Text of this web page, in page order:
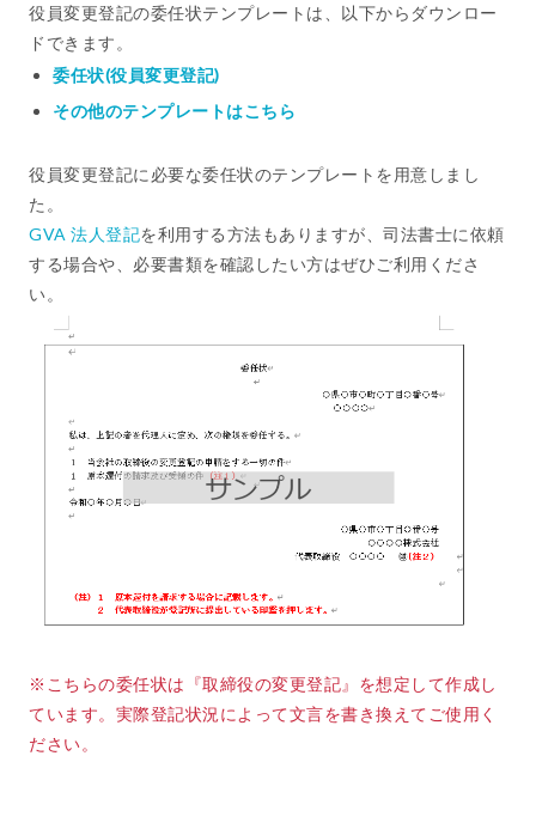
役員変更登記の委任状テンプレートは、以下からダウンロー
ドできます。
委任状(役員変更登記)
その他のテンプレートはこちら
役員変更登記に必要な委任状のテンプレートを用意しまし
た。
GVA 法人登記を利用する方法もありますが、司法書士に依頼
する場合や、必要書類を確認したい方はぜひご利用くださ
い。
※こちらの委任状は『取締役の変更登記』を想定して作成し
ています。実際登記状況によって文言を書き換えてご使用く
ださい。